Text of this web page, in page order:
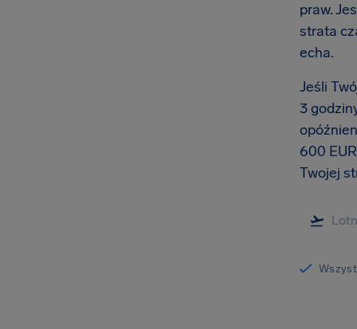
praw.
strata
echa.
Jeśli
3
600
Twojej